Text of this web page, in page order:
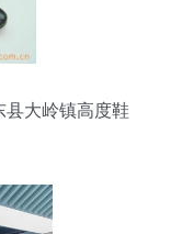
大岭镇高度鞋